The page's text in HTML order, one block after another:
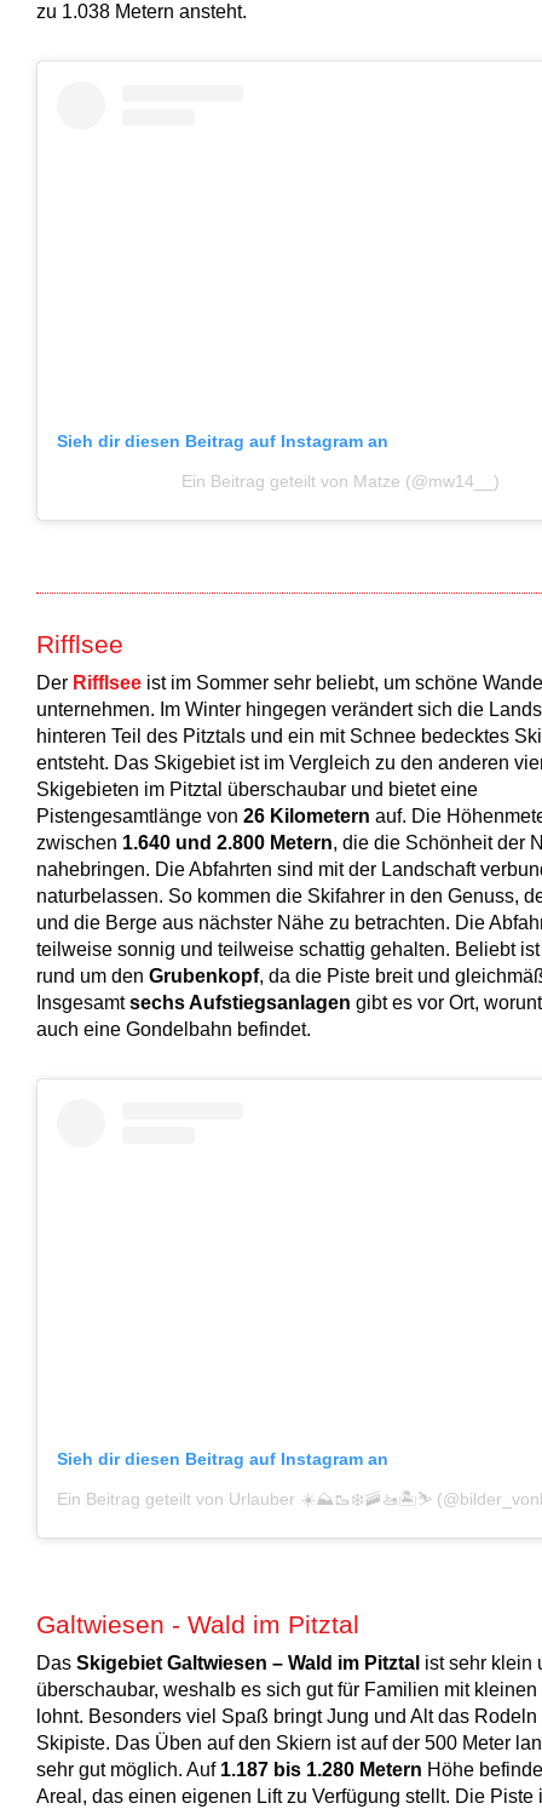
zu 1.038 Metern ansteht.
Sieh dir diesen Beitrag auf Instagram an
Ein Beitrag geteilt von Matze (@mw14__)
Rifflsee
Der Rifflsee ist im Sommer sehr beliebt, um schöne
unternehmen. Im Winter hingegen verändert sich die
hinteren Teil des Pitztals und ein mit Schnee bedecktes
entsteht. Das Skigebiet ist im Vergleich zu den anderen
Skigebieten im Pitztal überschaubar und bietet eine
Pistengesamtlänge von 26 Kilometern auf. Die
zwischen 1.640 und 2.800 Metern, die die Schönheit der
nahebringen. Die Abfahrten sind mit der Landschaft
naturbelassen. So kommen die Skifahrer in den Genuss,
und die Berge aus nächster Nähe zu betrachten. Die
teilweise sonnig und teilweise schattig gehalten. Beliebt
rund um den Grubenkopf, da die Piste breit und
Insgesamtsechs Aufstiegsanlagen gibt es vor Ort,
auch eine Gondelbahn befindet.
Sieh dir diesen Beitrag auf Instagram an
Ein Beitrag geteilt von Urlauber ☀️⛰️🥾❄️🚠🚤🏝️⛷️
Galtwiesen - Wald im Pitztal
Das Skigebiet Galtwiesen – Wald im Pitztal ist sehr klein
überschaubar, weshalb es sich gut für Familien mit
lohnt. Besonders viel Spaß bringt Jung und Alt das Rodeln
Skipiste. Das Üben auf den Skiern ist auf der 500 Meter
sehr gut möglich. Auf 1.187 bis 1.280 Metern Höhe
Areal, das einen eigenen Lift zu Verfügung stellt. Die Piste